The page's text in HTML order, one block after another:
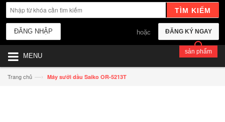
TÌM KIẾM
ĐĂNG KÝ NGAY
hoặc
ĐĂNG NHẬP
MENU
sản phẩm
Trang chủ —› Máy sưởi dầu Saiko OR-5213T